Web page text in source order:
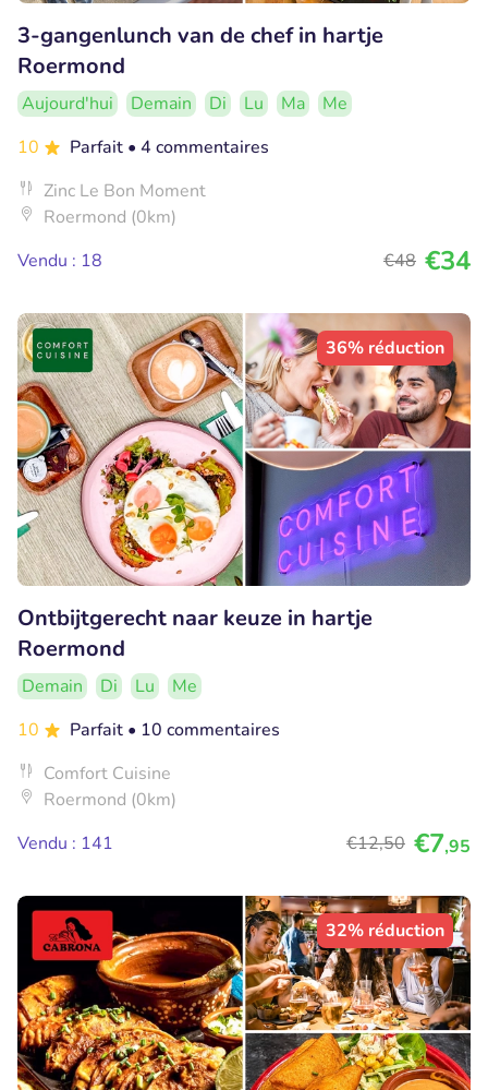
3-gangenlunch van de chef in hartje
Roermond
Aujourd'hui Demain Di Lu Ma
Me
10
Parfait • 4 commentaires
Zinc Le Bon Moment
Roermond (0km)
Vendu : 18
€48 €34
36% réduction
Ontbijtgerecht naar keuze in hartje
Roermond
Demain Di Lu
Me
10
Parfait • 10 commentaires
Comfort Cuisine
Roermond (0km)
Vendu : 141
€12,50 €7,95
32% réduction